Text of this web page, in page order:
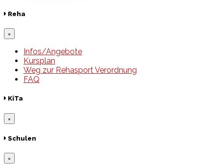
Reha
×
Infos/Angebote
Kursplan
Weg zur Rehasport Verordnung
FAQ
KiTa
×
Schulen
×